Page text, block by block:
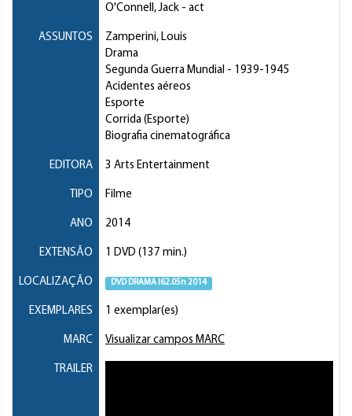
O'Connell, Jack - act
ASSUNTOS
Zamperini, Louis
Drama
Segunda Guerra Mundial - 1939-1945
Acidentes aéreos
Esporte
Corrida (Esporte)
Biografia cinematográfica
EDITORA 3 Arts Entertainment
TIPO Filme
ANO 2014
EXTENSÃO 1 DVD (137 min.)
LOCALIZAÇÃO DVD DRAMA I62.05n 2014
EXEMPLARES 1 exemplar(es)
MARC Visualizar campos MARC
TRAILER